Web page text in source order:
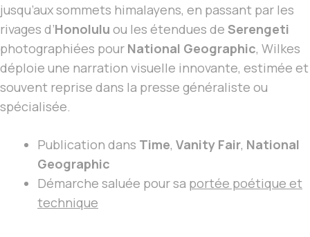
jusqu’aux sommets himalayens, en passant par les
rivages d’Honolulu ou les étendues de Serengeti
photographiées pour National Geographic, Wilkes
déploie une narration visuelle innovante, estimée et
souvent reprise dans la presse généraliste ou
spécialisée.
Publication dans Time, Vanity Fair, National
Geographic
Démarche saluée pour sa portée poétique et
technique